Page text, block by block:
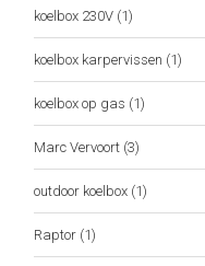
koelbox 230V (1)
koelbox karpervissen (1)
koelbox op gas (1)
Marc Vervoort (3)
outdoor koelbox (1)
Raptor (1)